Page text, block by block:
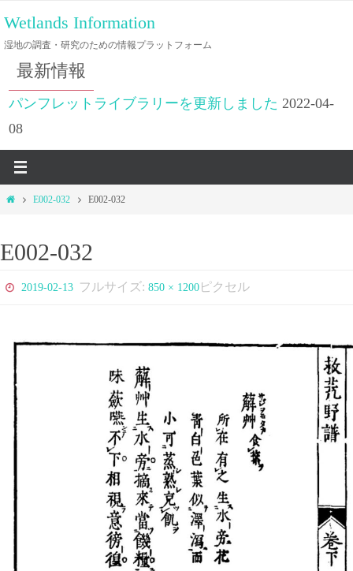
ン
テ
ツ
ス
プ
Wetlands Information
湿地の調査・研究のための情報プラットフォーム
最新情報
パンフレットライブラリーを更新しました 2022-04-
08
ホ
E002-032 E002-032
E002-032
2019-02-13 フルサイズ:850 × 1200 ピクセル